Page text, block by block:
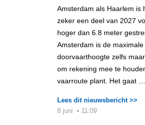
Amsterdam als Haarlem is
zeker een deel van 2027
hoger dan 6.8 meter
Amsterdam is de maximale
doorvaarthoogte zelfs
om rekening mee te
vaarroute plant. Het gaat …
Lees dit nieuwsbericht >>
8 juni • 11:09